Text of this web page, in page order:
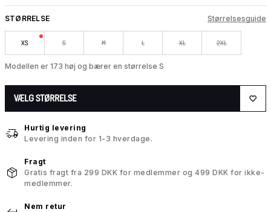
STØRRELSE Størrelsesguide
XS S M L XL 2XL
Modellen er 173 høj og bærer en størrelse S
VÆLG STØRRELSE
Hurtig levering
Levering inden for 1-3 hverdage.
Fragt
Gratis fragt fra 299 DKK for medlemmer og 499 DKK for ikke-
medlemmer.
Nem retur